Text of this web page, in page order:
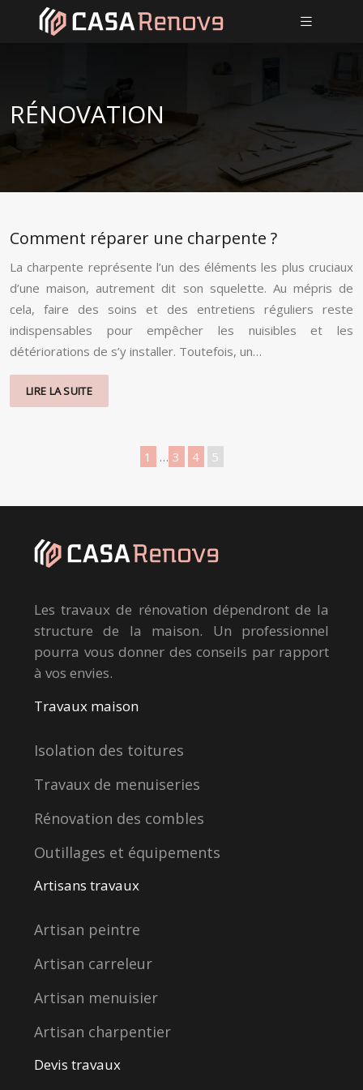
RÉNOVATION
Comment réparer une charpente ?
La charpente représente l’un des éléments les plus cruciaux
d’une maison, autrement dit son squelette. Au mépris de
cela, faire des soins et des entretiens réguliers reste
indispensables pour empêcher les nuisibles et les
détériorations de s’y installer. Toutefois, un…
LIRE LA SUITE
1 … 3 4 5
Les travaux de rénovation dépendront de la
structure de la maison. Un professionnel
pourra vous donner des conseils par rapport
à vos envies.
Travaux maison
Isolation des toitures
Travaux de menuiseries
Rénovation des combles
Outillages et équipements
Artisans travaux
Artisan peintre
Artisan carreleur
Artisan menuisier
Artisan charpentier
Devis travaux